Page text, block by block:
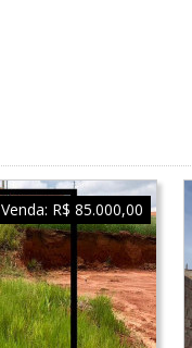
Venda: R$ 85.000,00